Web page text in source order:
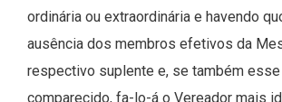
ordinária ou extraordinária e havendo
ausência dos membros efetivos da
respectivo suplente e, se também esse
comparecido, fa-lo-á o Vereador mais